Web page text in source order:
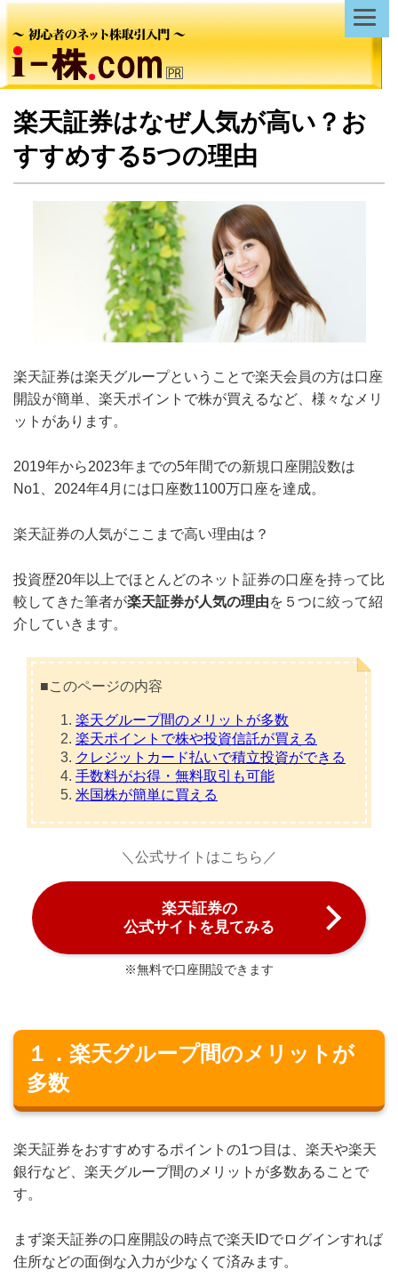
楽天証券はなぜ人気が高い？お
すすめする5つの理由
楽天証券は楽天グループということで楽天会員の方は口座
開設が簡単、楽天ポイントで株が買えるなど、様々なメリ
ットがあります。
2019年から2023年までの5年間での新規口座開設数は
No1、2024年4月には口座数1100万口座を達成。
楽天証券の人気がここまで高い理由は？
投資歴20年以上でほとんどのネット証券の口座を持って比
較してきた筆者が楽天証券が人気の理由を５つに絞って紹
介していきます。
■このページの内容
楽天グループ間のメリットが多数
楽天ポイントで株や投資信託が買える
クレジットカード払いで積立投資ができる
手数料がお得・無料取引も可能
米国株が簡単に買える
＼公式サイトはこちら／
楽天証券の
公式サイトを見てみる
※無料で口座開設できます
１．楽天グループ間のメリットが
多数
楽天証券をおすすめするポイントの1つ目は、楽天や楽天
銀行など、楽天グループ間のメリットが多数あることで
す。
まず楽天証券の口座開設の時点で楽天IDでログインすれば
住所などの面倒な入力が少なくて済みます。